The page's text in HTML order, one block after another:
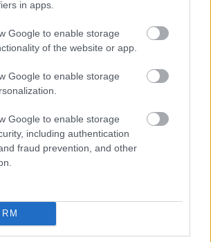
in apps.
Google to enable storage
of the website or app.
Google to enable storage
Google to enable storage
including authentication
fraud prevention, and other
μάθετε τα πάντα γύρω από
προϊόντα ομορφιάς, την
τους και τα πιο hot
beauty news.